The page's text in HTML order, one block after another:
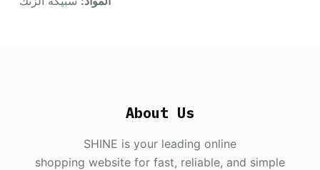
About Us
SHINE is your leading online
shopping website for fast, reliable, and simple